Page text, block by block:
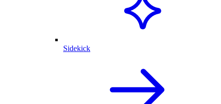
Sidekick